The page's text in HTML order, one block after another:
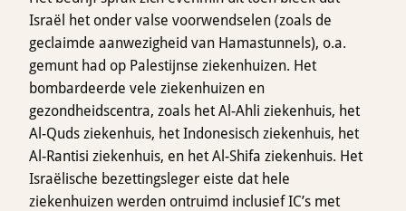
Israël het onder valse voorwendselen (zoals de
geclaimde aanwezigheid van Hamastunnels), o.a.
gemunt had op Palestijnse ziekenhuizen. Het
bombardeerde vele ziekenhuizen en
gezondheidscentra, zoals het Al-Ahli ziekenhuis, het
Al-Quds ziekenhuis, het Indonesisch ziekenhuis, het
Al-Rantisi ziekenhuis, en het Al-Shifa ziekenhuis. Het
Israëlische bezettingsleger eiste dat hele
ziekenhuizen werden ontruimd inclusief IC’s met